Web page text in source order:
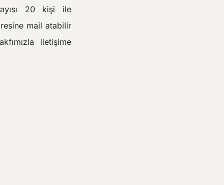
20 kişi ile
mail atabilir
iletişime